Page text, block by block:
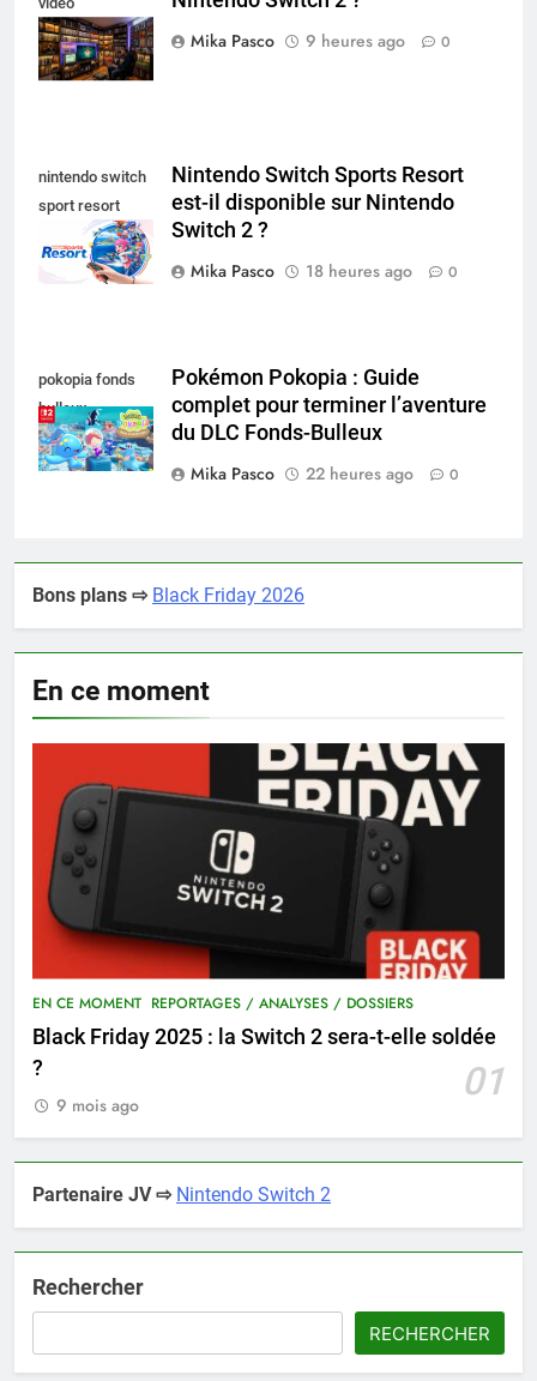
collectionneur
Mika Pasco
9 heures ago 0
nintendo switch
sport resort
nintendo switch
Nintendo Switch Sports Resort
est-il disponible sur Nintendo
Switch 2 ?
Mika Pasco
18 heures ago 0
pokopia fonds
bulleux
Pokémon Pokopia : Guide
complet pour terminer l’aventure
du DLC Fonds-Bulleux
Mika Pasco
22 heures ago 0
Bons plans ⇨ Black Friday 2026
En ce moment
EN CE MOMENT REPORTAGES / ANALYSES / DOSSIERS
Black Friday 2025 : la Switch 2 sera-t-elle soldée
?
01
9 mois ago
Partenaire JV ⇨ Nintendo Switch 2
Rechercher
RECHERCHER